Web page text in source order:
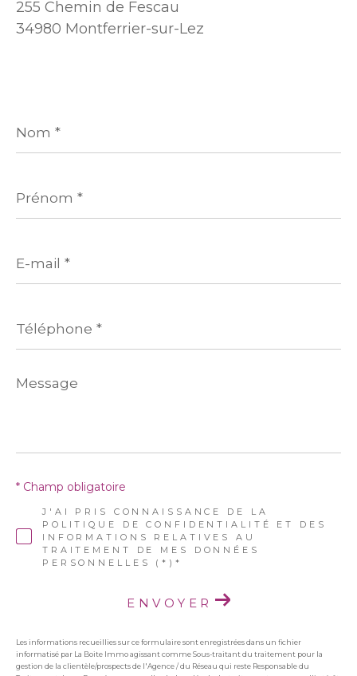
255 Chemin de Fescau
34980 Montferrier-sur-Lez
*
*
mail
*
*
Message
*
J'AI PRIS CONNAISSANCE DE LA
POLITIQUE DE CONFIDENTIALITÉ ET DES
INFORMATIONS RELATIVES AU
TRAITEMENT DE MES DONNÉES
PERSONNELLES (*)*
* Champ obligatoire
ENVOYER
Les informations recueillies sur ce formulaire sont enregistrées dans un fichier
informatisé par La Boite Immo agissant comme Sous-traitant du traitement pour la
gestion de la clientèle/prospects de l'Agence / du Réseau qui reste Responsable du